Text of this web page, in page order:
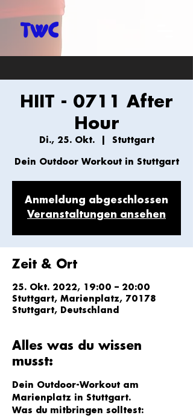
HIIT - 0711 After
Hour
Di., 25. Okt.
  |
Stuttgart
Dein Outdoor Workout in Stuttgart
Anmeldung abgeschlossen
Veranstaltungen ansehen
Zeit & Ort
25. Okt. 2022, 19:00 – 20:00
Stuttgart, Marienplatz, 70178
Stuttgart, Deutschland
Alles was du wissen
musst:
Dein Outdoor-Workout am
Marienplatz in Stuttgart.
Was du mitbringen solltest: